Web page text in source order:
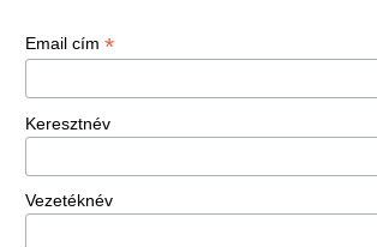
Email cím *
Keresztnév
Vezetéknév